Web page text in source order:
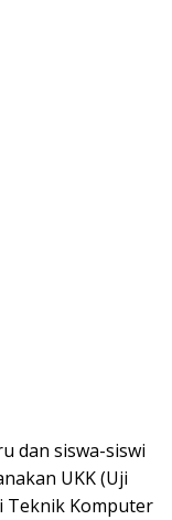
dan siswa-siswi
UKK (Uji
Teknik Komputer